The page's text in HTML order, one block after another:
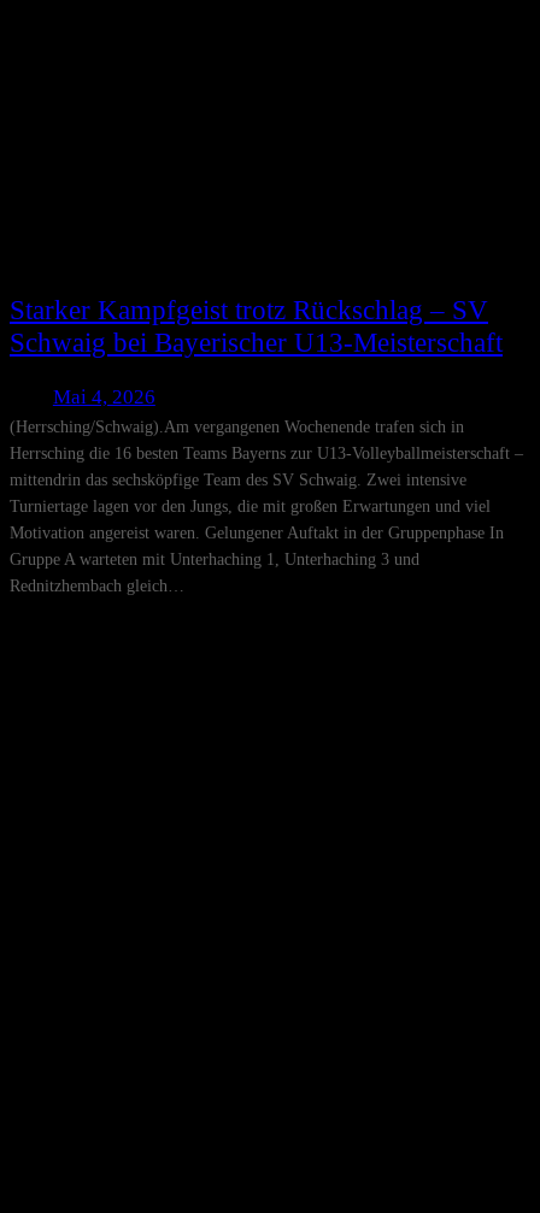
Starker Kampfgeist trotz Rückschlag – SV
Schwaig bei Bayerischer U13-Meisterschaft
Mai 4, 2026
(Herrsching/Schwaig).Am vergangenen Wochenende trafen sich in
Herrsching die 16 besten Teams Bayerns zur U13-Volleyballmeisterschaft –
mittendrin das sechsköpfige Team des SV Schwaig. Zwei intensive
Turniertage lagen vor den Jungs, die mit großen Erwartungen und viel
Motivation angereist waren. Gelungener Auftakt in der Gruppenphase In
Gruppe A warteten mit Unterhaching 1, Unterhaching 3 und
Rednitzhembach gleich…